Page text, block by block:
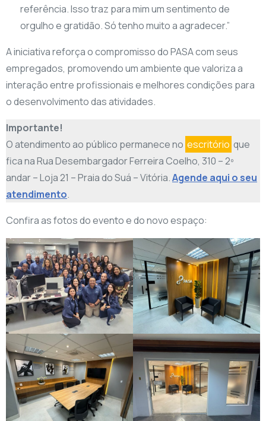
referência. Isso traz para mim um sentimento de
orgulho e gratidão. Só tenho muito a agradecer.”
A iniciativa reforça o compromisso do PASA com seus
empregados, promovendo um ambiente que valoriza a
interação entre profissionais e melhores condições para
o desenvolvimento das atividades.
Importante!
O atendimento ao público permanece no escritório que
fica na Rua Desembargador Ferreira Coelho, 310 – 2º
andar – Loja 21 – Praia do Suá – Vitória.Agende aqui o seu
atendimento.
Confira as fotos do evento e do novo espaço: